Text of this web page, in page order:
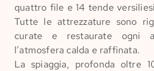
quattro file e 14 tende
Tutte le attrezzature sono
curate e restaurate ogni
l’atmosfera calda e raffinata.
La spiaggia, profonda oltre